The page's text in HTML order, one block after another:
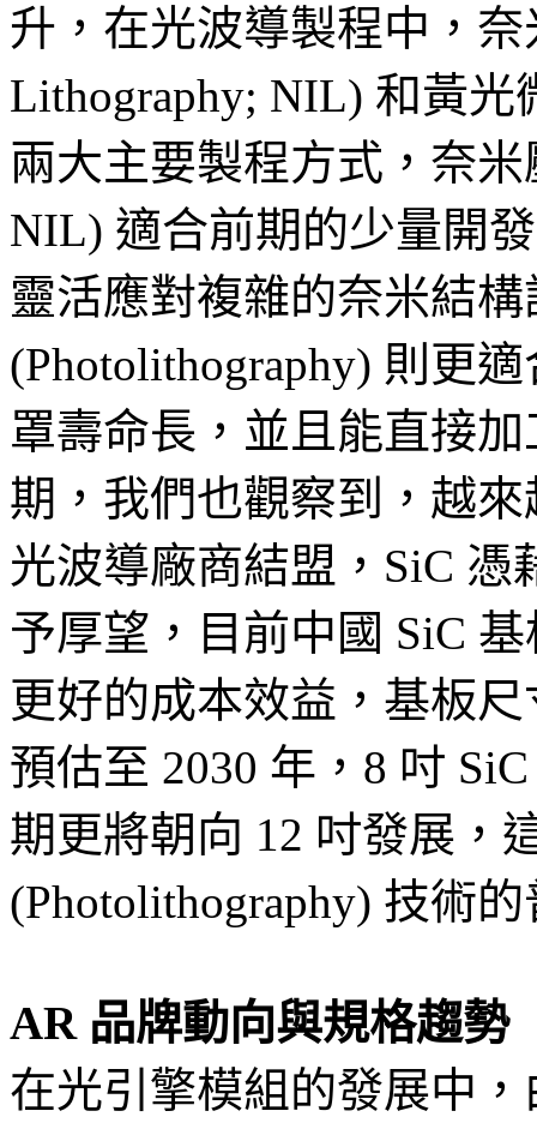
升，在光波導製程中，
Lithography; NIL) 和黃光
兩大主要製程方式，奈米
NIL) 適合前期的少量開
靈活應對複雜的奈米結
(Photolithography) 則更
罩壽命長，並且能直接
期，我們也觀察到，越
光波導廠商結盟，SiC
予厚望，目前中國 SiC
更好的成本效益，基板尺
預估至 2030 年，8 吋
期更將朝向 12 吋發展，
(Photolithography) 技術
AR 品牌動向與規格趨勢
在光引擎模組的發展中